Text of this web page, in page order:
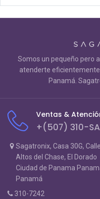
Somos un pequeño pero
atenderte
Panamá.
Ventas &
+(507) 310-
Sagatronix, Casa 30G,
Altos del Chase, El Dorado
Ciudad de Panama
Panamá
310-7242